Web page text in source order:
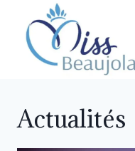
Actualités